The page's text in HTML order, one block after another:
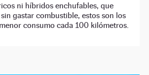
ni híbridos enchufables, que
gastar combustible, estos son los
consumo cada 100 kilómetros.